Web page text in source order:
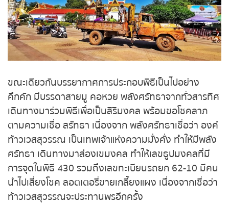
ถ่ายทอดสดหวยกัมพูชา
หวยหุ้นสด
หวยหุ้นไทย เย็น
หวยหุ้นเกาหลี
หวยหุ้นนิเคอิ เช้า
หวยหุ้นนิเคอิ บ่าย
หวยหุ้นฮั่งเส็ง เช้า
ขณะเดียวกันบรรยากาศการประกอบพิธีเป็นไปอย่าง
คึกคัก มีบรรดาสายมู คอหวย พลังศรัทธาจากทั่ว
สารทิศ เดินทางมาร่วมพิธีเพื่อเป็นสิริมงคล พร้อมขอ
โชคลาภ ตามความเชื่อ สรัทธา เนื่องจาก พลังศรัทธา
เชื่อว่า องค์ท้าวเวสสุวรรณ เป็นเทพเจ้าแห่งความ
มั่งคั่ง ทำให้มีพลังศรัทธา เดินทางมาส่องเขมงคล
ทำให้เลขธูปมงคลที่มีการจุดในพิธี 430 รวมถึงเลข
ทะเบียนรถยก 62-10 มีคนนำไปเสี่ยงโชค ลอตเตอรี่